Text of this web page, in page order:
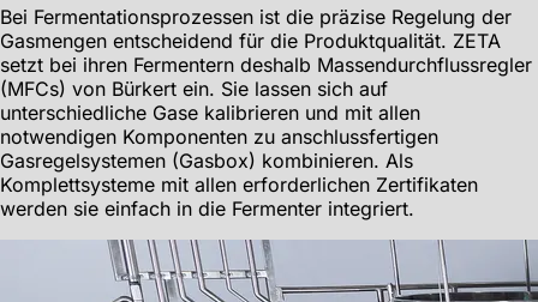
Bei Fermentationsprozessen ist die präzise Regelung der
Gasmengen entscheidend für die Produktqualität. ZETA
setzt bei ihren Fermentern deshalb Massendurchflussregler
(MFCs) von Bürkert ein. Sie lassen sich auf
unterschiedliche Gase kalibrieren und mit allen
notwendigen Komponenten zu anschlussfertigen
Gasregelsystemen (Gasbox) kombinieren. Als
Komplettsysteme mit allen erforderlichen Zertifikaten
werden sie einfach in die Fermenter integriert.